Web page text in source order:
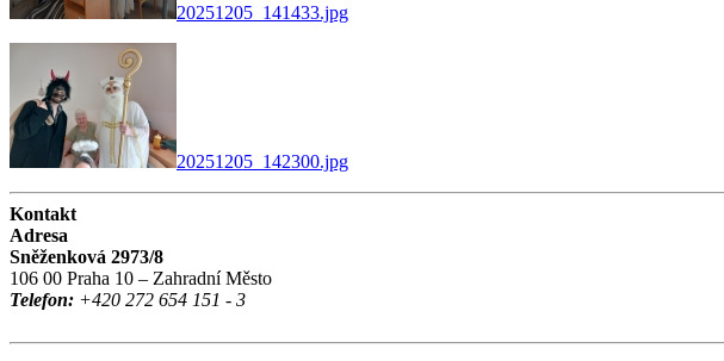
20251205_141433.jpg
20251205_142300.jpg
Kontakt
Adresa
Sněženková 2973/8
106 00 Praha 10 – Zahradní Město
Telefon: +420 272 654 151 - 3